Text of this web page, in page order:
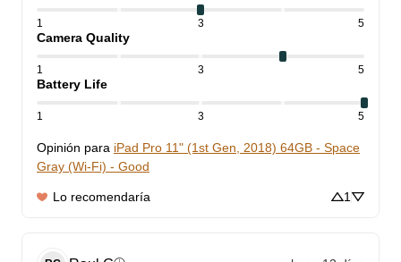
1 3 5
Camera Quality
1 3 5
Battery Life
1 3 5
Opinión para iPad Pro 11" (1st Gen, 2018) 64GB - Space
Gray (Wi-Fi) - Good
Lo recomendaría 1